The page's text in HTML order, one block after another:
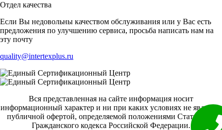
Отдел качества
Если Вы недовольны качеством обслуживания или у Вас есть
предложения по улучшению сервиса, просьба написать нам на
эту почту
quality@intertexplus.ru
Вся представленная на сайте информация носит
информационный характер и ни при каких условиях не является
публичной офертой, определяемой положениями Статьи 437
Гражданского кодекса Российской Федерации.